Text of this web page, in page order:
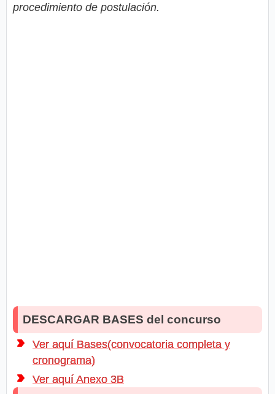
procedimiento de postulación.
DESCARGAR BASES del concurso
Ver aquí Bases(convocatoria completa y
cronograma)
Ver aquí Anexo 3B